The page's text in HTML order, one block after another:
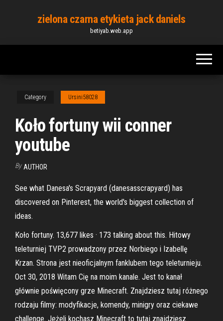
content
zielona czarna etykieta jack daniels
betiyab.web.app
Category Ursini58028
Koło fortuny wii conner
youtube
By AUTHOR
See what Danesa's Scrapyard (danesasscrapyard) has
discovered on Pinterest, the world's biggest collection of
ideas.
Koło fortuny. 13,677 likes · 173 talking about this. Hitowy
teleturniej TVP2 prowadzony przez Norbiego i Izabellę
Krzan. Strona jest nieoficjalnym fanklubem tego teleturnieju.
Oct 30, 2018 Witam Cię na moim kanale. Jest to kanał
głównie poświęcony grze Minecraft. Znajdziesz tutaj różnego
rodzaju filmy: modyfikacje, komendy, minigry oraz ciekawe
challenge. Jeżeli kochasz Minecraft to tutaj znajdziesz